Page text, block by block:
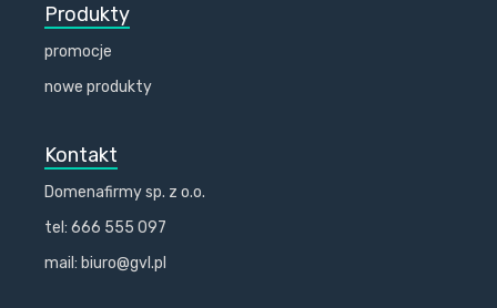
Produkty
promocje
nowe produkty
Kontakt
Domenafirmy sp. z o.o.
tel: 666 555 097
mail: biuro@gvl.pl